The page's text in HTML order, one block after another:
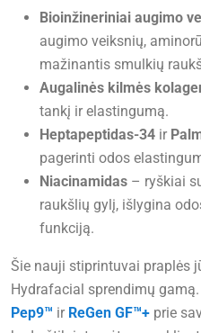
Bioinžineriniai augimo
augimo veiksnių,
mažinantis smulkių
Augalinės kilmės
tankį ir elastingumą.
Heptapeptidas-34 ir
pagerinti odos
Niacinamidas – ryškiai
raukšlių gylį, išlygina
funkciją.
Šie nauji stiprintuvai praplės
Hydrafacial sprendimų
Pep9™ ir ReGen GF™+ prie